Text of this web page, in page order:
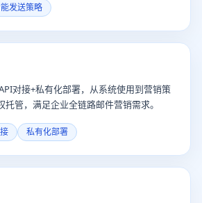
发送策略
对接+私有化部署，从系统使用到营销策
管，满足企业全链路邮件营销需求。
私有化部署